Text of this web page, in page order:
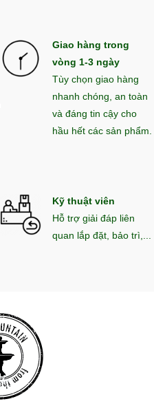
Giao hàng trong
vòng 1-3 ngày
Tùy chọn giao hàng
nhanh chóng, an toàn
và đáng tin cậy cho
hầu hết các sản phẩm.
Kỹ thuật viên
Hỗ trợ giải đáp liên
quan lắp đặt, bảo trì,...